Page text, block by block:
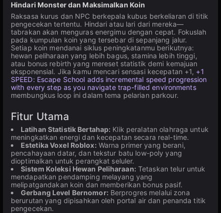
Hindari Monster dan Maksimalkan Koin
Raksasa kurus dan NPC berkepala kubus berkeliaran di titik
pengecekan tertentu. Hindari atau lari dari mereka—
tabrakan akan menguras energimu dengan cepat. Fokuslah
pada kumpulan koin yang tersebar di sepanjang jalur.
Setiap koin mendanai siklus peningkatanmu berikutnya:
hewan peliharaan yang lebih bagus, stamina lebih tinggi,
atau bonus rebirth yang mereset statistik demi kemajuan
eksponensial. Jika kamu mencari sensasi kecepatan +1, +1
SPEED: Escape School adds incremental speed progression
with every step as you navigate trap-filled environments
membungkus loop ini dalam tema pelarian parkour.
Fitur Utama
Latihan Statistik Bertahap: Klik peralatan olahraga untuk
meningkatkan energi dan kecepatan secara real-time.
Estetika Voxel Roblox: Warna primer yang berani,
pencahayaan datar, dan tekstur batu low-poly yang
dioptimalkan untuk perangkat seluler.
Sistem Koleksi Hewan Peliharaan: Tetaskan telur untuk
mendapatkan pendamping melayang yang
melipatgandakan koin dan memberikan bonus pasif.
Gerbang Level Bernomor: Berprogres melalui zona
berurutan yang dipisahkan oleh portal air dan penanda titik
pengecekan.